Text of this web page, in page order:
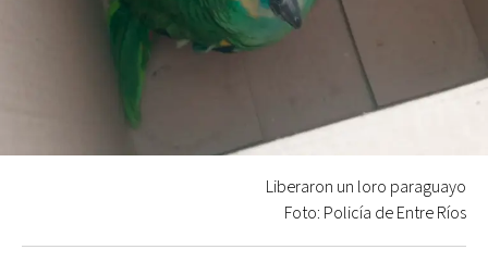
Liberaron un loro paraguayo
Foto: Policía de Entre Ríos